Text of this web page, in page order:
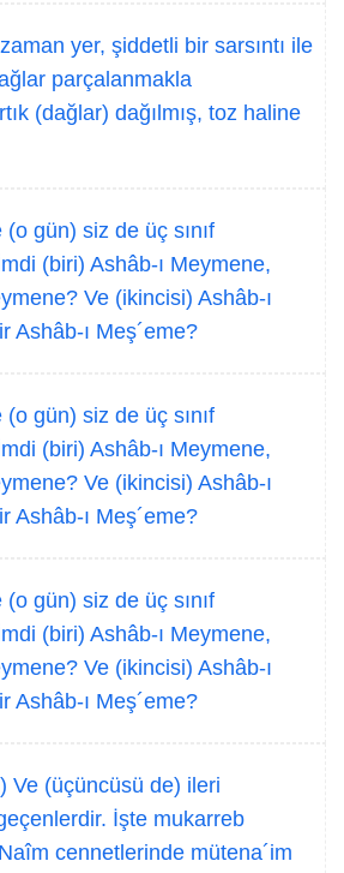
yer, şiddetli bir sarsıntı ile
parçalanmakla
(dağlar) dağılmış, toz haline
(o gün) siz de üç sınıf
(biri) Ashâb-ı Meymene,
Ve (ikincisi) Ashâb-ı
Ashâb-ı Meş´eme?
(o gün) siz de üç sınıf
(biri) Ashâb-ı Meymene,
Ve (ikincisi) Ashâb-ı
Ashâb-ı Meş´eme?
(o gün) siz de üç sınıf
(biri) Ashâb-ı Meymene,
Ve (ikincisi) Ashâb-ı
Ashâb-ı Meş´eme?
Ve (üçüncüsü de) ileri
İşte mukarreb
cennetlerinde mütena´im